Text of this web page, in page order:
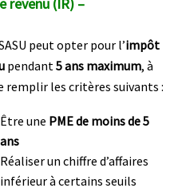
peut opter pour l’impôt
pendant5 ans maximum, à
remplir les critères suivants :
Être une PME de moins de 5
ans
Réaliser un chiffre d’affaires
inférieur à certains seuils